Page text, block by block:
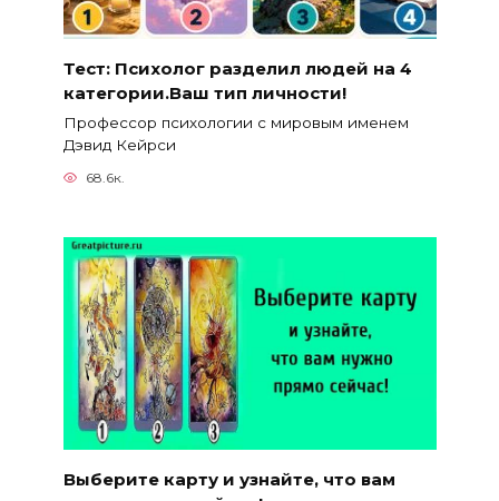
Тест: Психолог разделил людей на 4
категории.Ваш тип личности!
Профессор психологии с мировым именем
Дэвид Кейрси
68.6к.
Выберите карту и узнайте, что вам